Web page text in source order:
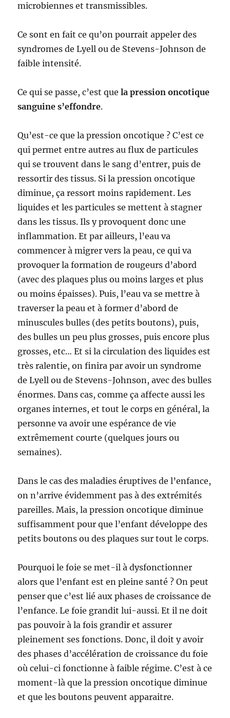
microbiennes et transmissibles.
Ce sont en fait ce qu’on pourrait appeler des
syndromes de Lyell ou de Stevens-Johnson de
faible intensité.
Ce qui se passe, c’est quela pression oncotique
sanguine s’effondre.
Qu’est-ce que la pression oncotique ? C’est ce
qui permet entre autres au flux de particules
qui se trouvent dans le sang d’entrer, puis de
ressortir des tissus. Si la pression oncotique
diminue, ça ressort moins rapidement. Les
liquides et les particules se mettent à stagner
dans les tissus. Ils y provoquent donc une
inflammation. Et par ailleurs, l’eau va
commencer à migrer vers la peau, ce qui va
provoquer la formation de rougeurs d’abord
(avec des plaques plus ou moins larges et plus
ou moins épaisses). Puis, l’eau va se mettre à
traverser la peau et à former d’abord de
minuscules bulles (des petits boutons), puis,
des bulles un peu plus grosses, puis encore plus
grosses, etc… Et si la circulation des liquides est
très ralentie, on finira par avoir un syndrome
de Lyell ou de Stevens-Johnson, avec des bulles
énormes. Dans cas, comme ça affecte aussi les
organes internes, et tout le corps en général, la
personne va avoir une espérance de vie
extrêmement courte (quelques jours ou
semaines).
Dans le cas des maladies éruptives de l’enfance,
on n’arrive évidemment pas à des extrémités
pareilles. Mais, la pression oncotique diminue
suffisamment pour que l’enfant développe des
petits boutons ou des plaques sur tout le corps.
Pourquoi le foie se met-il à dysfonctionner
alors que l’enfant est en pleine santé ? On peut
penser que c’est lié aux phases de croissance de
l’enfance. Le foie grandit lui-aussi. Et il ne doit
pas pouvoir à la fois grandir et assurer
pleinement ses fonctions. Donc, il doit y avoir
des phases d’accélération de croissance du foie
où celui-ci fonctionne à faible régime. C’est à ce
moment-là que la pression oncotique diminue
et que les boutons peuvent apparaitre.